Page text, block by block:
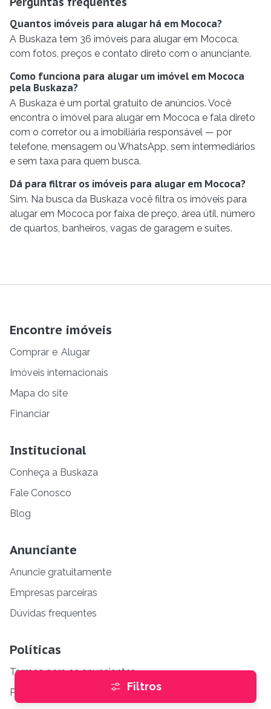
Filtros
Quantos imóveis para alugar há em Mococa?
A Buskaza tem 36 imóveis para alugar em Mococa,
com fotos, preços e contato direto com o anunciante.
Como funciona para alugar um imóvel em Mococa
pela Buskaza?
A Buskaza é um portal gratuito de anúncios. Você
encontra o imóvel para alugar em Mococa e fala direto
com o corretor ou a imobiliária responsável — por
telefone, mensagem ou WhatsApp, sem intermediários
e sem taxa para quem busca.
Dá para filtrar os imóveis para alugar em Mococa?
Sim. Na busca da Buskaza você filtra os imóveis para
alugar em Mococa por faixa de preço, área útil, número
de quartos, banheiros, vagas de garagem e suítes.
Encontre imóveis
Comprar e Alugar
Imóveis internacionais
Mapa do site
Financiar
Institucional
Conheça a Buskaza
Fale Conosco
Blog
Anunciante
Anuncie gratuitamente
Empresas parceiras
Dúvidas frequentes
Políticas
Termos para os anunciantes
Políticas de privacidade